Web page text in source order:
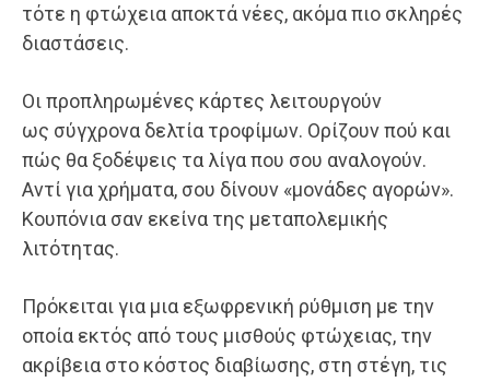
τότε η φτώχεια αποκτά νέες, ακόμα πιο σκληρές
διαστάσεις.
Οι προπληρωμένες κάρτες λειτουργούν
ως σύγχρονα δελτία τροφίμων. Ορίζουν πού και
πώς θα ξοδέψεις τα λίγα που σου αναλογούν.
Αντί για χρήματα, σου δίνουν «μονάδες αγορών».
Κουπόνια σαν εκείνα της μεταπολεμικής
λιτότητας.
Πρόκειται για μια εξωφρενική ρύθμιση με την
οποία εκτός από τους μισθούς φτώχειας, την
ακρίβεια στο κόστος διαβίωσης, στη στέγη, τις